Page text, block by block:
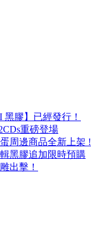
膠】已經發行！
重磅登場
周邊商品全新上架 !
黑膠追加限時預購
出擊！